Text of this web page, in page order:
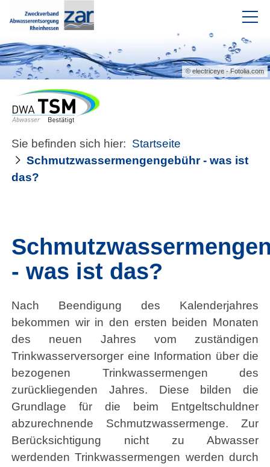
Intranet
Aktuelles
Der Verband
Einrichtungen
Service
Externe Internetseite
Sitzungsinfo
Kontakt
Impressum
Datenschutz
Barrierefreiheit
Barriere melden
© electriceye - Fotolia.com
Sie befinden sich hier: Startseite
Schmutzwassermengengebühr - was ist
das?
- was ist das?
Nach Beendigung des Kalenderjahres
bekommen wir in den ersten beiden Monaten
des neuen Jahres vom zuständigen
Trinkwasserversorger eine Information über die
bezogenen Trinkwassermengen des
zurückliegenden Jahres. Diese bilden die
Grundlage für die beim Entgeltschuldner
abzurechnende Schmutzwassermenge. Zur
Berücksichtigung nicht zu Abwasser
werdenden Trinkwassermengen werden durch